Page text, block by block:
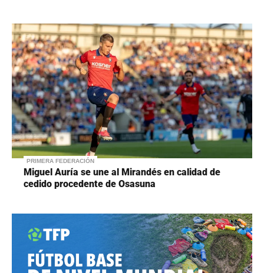
PRIMERA FEDERACIÓN
Miguel Auría se une al Mirandés en calidad de
cedido procedente de Osasuna